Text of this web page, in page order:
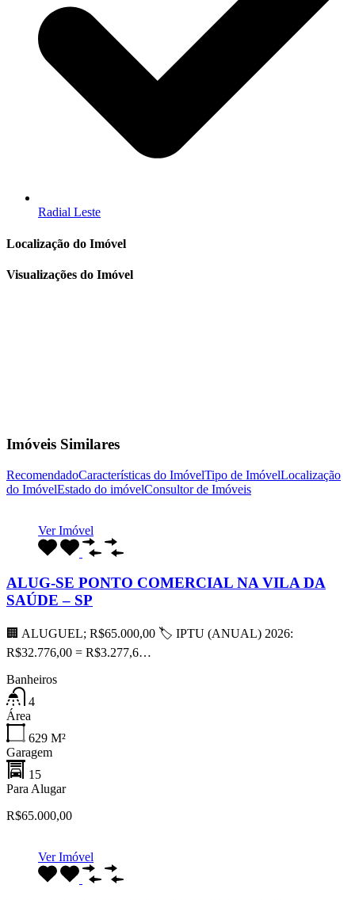
Radial Leste
Localização do Imóvel
Visualizações do Imóvel
Imóveis Similares
RecomendadoCaracterísticas do ImóvelTipo de ImóvelLocalização
do ImóvelEstado do imóvelConsultor de Imóveis
Ver Imóvel
ALUG-SE PONTO COMERCIAL NA VILA DA
SAÚDE – SP
🏢 ALUGUEL; R$65.000,00 🏷 IPTU (ANUAL) 2026:
R$32.776,00 = R$3.277,6…
Banheiros
4
Área
629 M²
Garagem
15
Para Alugar
R$65.000,00
Ver Imóvel